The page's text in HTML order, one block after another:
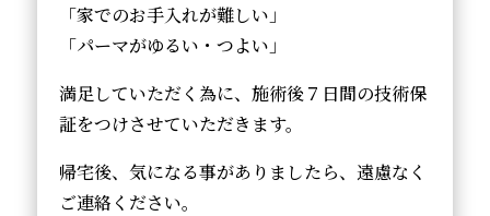
「家でのお手入れが難しい」
「パーマがゆるい・つよい」
満足していただく為に、施術後７日間の技術保
証をつけさせていただきます。
帰宅後、気になる事がありましたら、遠慮なく
ご連絡ください。